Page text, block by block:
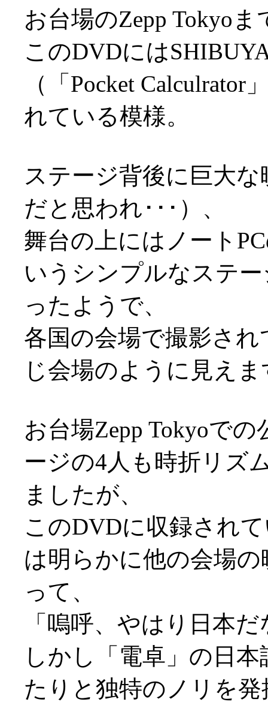
お台場のZepp Tokyo
このDVDには
（「Pocket
れている模様。
ステージ背後に巨大
だと思われ･･･）、
舞台の上にはノート
いうシンプルなステ
ったようで、
各国の会場で撮影さ
じ会場のように見え
お台場Zepp Tokyoで
ージの4人も時折リズ
ましたが、
このDVDに収録され
は明らかに他の会場
って、
「嗚呼、やはり日本
しかし「電卓」の日
たりと独特のノリを発